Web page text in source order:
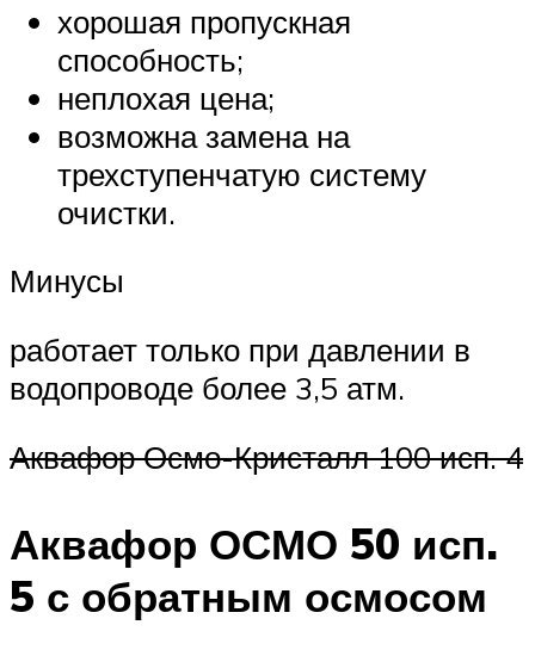
хорошая пропускная
способность;
неплохая цена;
возможна замена на
трехступенчатую систему
очистки.
Минусы
работает только при давлении в
водопроводе более 3,5 атм.
Аквафор Осмо-Кристалл 100 исп. 4
Аквафор ОСМО 50 исп.
5 с обратным осмосом